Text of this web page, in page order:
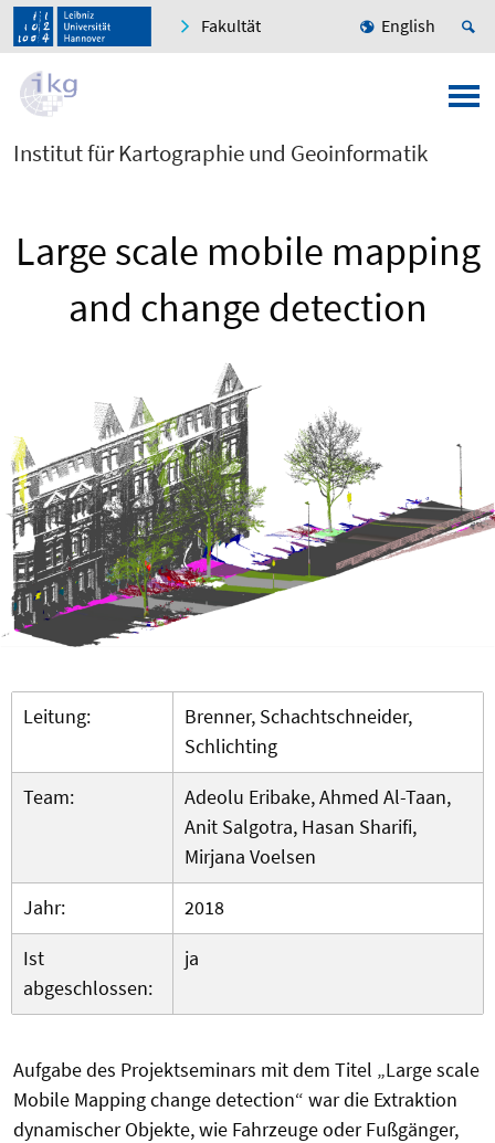
Fakultät English
Institut für Kartographie und Geoinformatik
Large scale mobile mapping
and change detection
Leitung:
Brenner, Schachtschneider,
Schlichting
Team:
Adeolu Eribake, Ahmed Al-Taan,
Anit Salgotra, Hasan Sharifi,
Mirjana Voelsen
Jahr:
2018
Ist
abgeschlossen:
ja
Aufgabe des Projektseminars mit dem Titel „Large scale
Mobile Mapping change detection“ war die Extraktion
dynamischer Objekte, wie Fahrzeuge oder Fußgänger,